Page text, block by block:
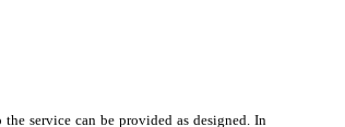
service can be provided as designed. In